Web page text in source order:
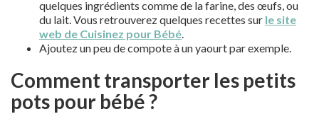
quelques ingrédients comme de la farine, des œufs, ou
du lait. Vous retrouverez quelques recettes sur le site
web de Cuisinez pour Bébé
Ajoutez un peu de compote à un yaourt par exemple.
Comment transporter les petits
pots pour bébé ?